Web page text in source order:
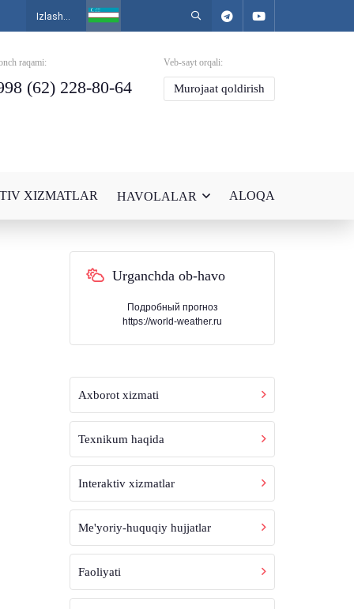
raqami:
(62) 228-80-64
Veb-sayt orqali:
Murojaat qoldirish
XIZMATLAR HAVOLALAR ALOQA
Urganchda ob-havo
Подробный прогноз
https://world-weather.ru
Axborot xizmati
Texnikum haqida
Interaktiv xizmatlar
Me'yoriy-huquqiy hujjatlar
Faoliyati